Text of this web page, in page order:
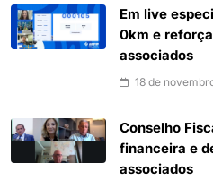
Em live
0km e
associados
18 de
Conselho
financeira e
associados